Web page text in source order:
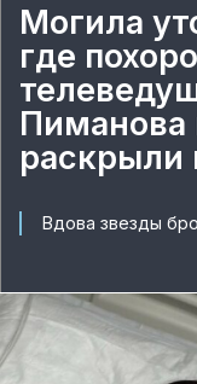
Могила
где
Пиманова
раскрыли
Вдова звезды